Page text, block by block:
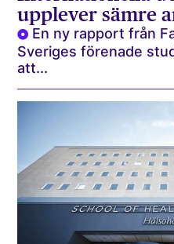
upplever sämre
En ny rapport från
Sveriges förenade
att...